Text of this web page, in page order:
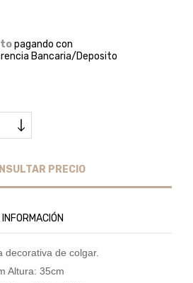
pagando con
Bancaria/Deposito
INFORMACIÓN
decorativa de colgar.
Altura: 35cm